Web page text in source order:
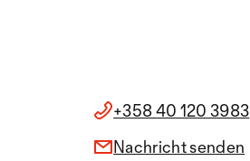
+358 40 120 3983
Nachricht senden